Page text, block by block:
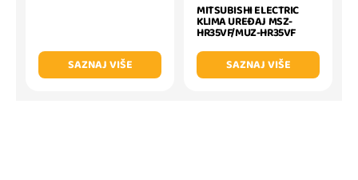
SAZNAJ VIŠE
MITSUBISHI ELECTRIC
KLIMA UREĐAJ MSZ-
HR35VF/MUZ-HR35VF
SAZNAJ VIŠE